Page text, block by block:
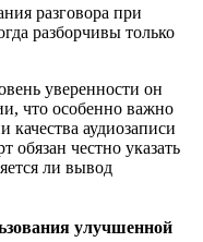
разговора при
разборчивы только
уверенности он
что особенно важно
аудиозаписи
обязан честно указать
ли вывод
улучшенной